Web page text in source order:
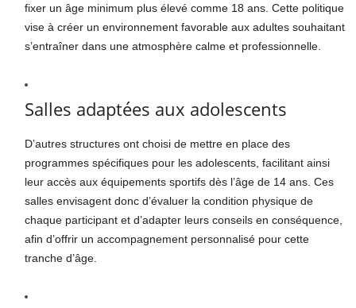
fixer un âge minimum plus élevé comme 18 ans. Cette politique
vise à créer un environnement favorable aux adultes souhaitant
s’entraîner dans une atmosphère calme et professionnelle.
Salles adaptées aux adolescents
D’autres structures ont choisi de mettre en place des
programmes spécifiques pour les adolescents, facilitant ainsi
leur accès aux équipements sportifs dès l’âge de 14 ans. Ces
salles envisagent donc d’évaluer la condition physique de
chaque participant et d’adapter leurs conseils en conséquence,
afin d’offrir un accompagnement personnalisé pour cette
tranche d’âge.